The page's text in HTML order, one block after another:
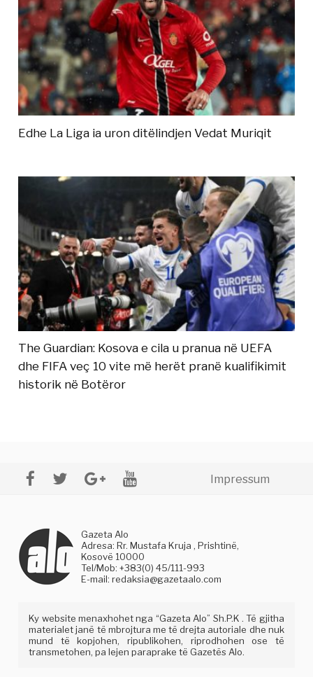
Edhe La Liga ia uron ditëlindjen Vedat Muriqit
The Guardian: Kosova e cila u pranua në UEFA
dhe FIFA veç 10 vite më herët pranë kualifikimit
historik në Botëror
Impressum
Gazeta Alo
Adresa: Rr. Mustafa Kruja , Prishtinë,
Kosovë 10000
Tel/Mob: +383(0) 45/111-993
E-mail:redaksia@gazetaalo.com
Ky website menaxhohet nga “Gazeta Alo” Sh.P.K . Të gjitha
materialet janë të mbrojtura me të drejta autoriale dhe nuk
mund të kopjohen, ripublikohen, riprodhohen ose të
transmetohen, pa lejen paraprake të Gazetës Alo.